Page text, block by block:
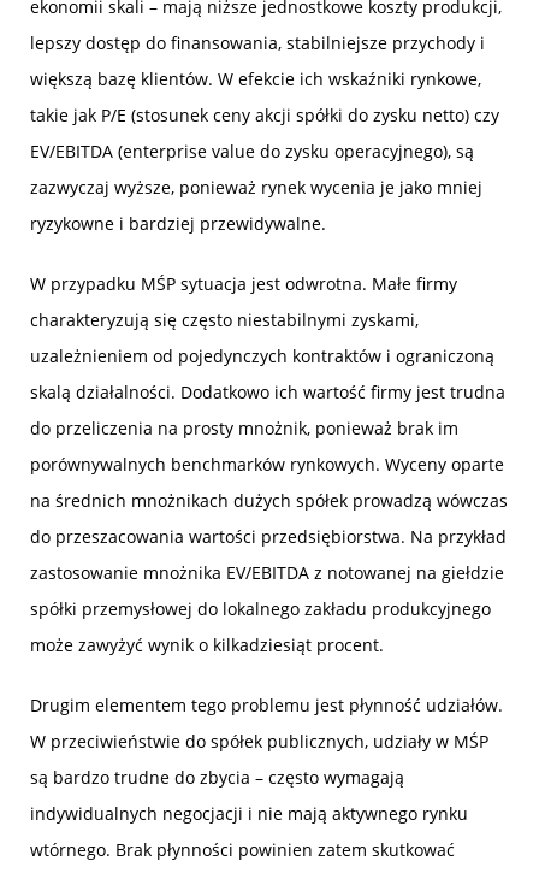
ekonomii skali – mają niższe jednostkowe koszty produkcji,
lepszy dostęp do finansowania, stabilniejsze przychody i
większą bazę klientów. W efekcie ich wskaźniki rynkowe,
takie jak P/E (stosunek ceny akcji spółki do zysku netto) czy
EV/EBITDA (enterprise value do zysku operacyjnego), są
zazwyczaj wyższe, ponieważ rynek wycenia je jako mniej
ryzykowne i bardziej przewidywalne.
W przypadku MŚP sytuacja jest odwrotna. Małe firmy
charakteryzują się często niestabilnymi zyskami,
uzależnieniem od pojedynczych kontraktów i ograniczoną
skalą działalności. Dodatkowo ich wartość firmy jest trudna
do przeliczenia na prosty mnożnik, ponieważ brak im
porównywalnych benchmarków rynkowych. Wyceny oparte
na średnich mnożnikach dużych spółek prowadzą wówczas
do przeszacowania wartości przedsiębiorstwa. Na przykład
zastosowanie mnożnika EV/EBITDA z notowanej na giełdzie
spółki przemysłowej do lokalnego zakładu produkcyjnego
może zawyżyć wynik o kilkadziesiąt procent.
Drugim elementem tego problemu jest płynność udziałów.
W przeciwieństwie do spółek publicznych, udziały w MŚP
są bardzo trudne do zbycia – często wymagają
indywidualnych negocjacji i nie mają aktywnego rynku
wtórnego. Brak płynności powinien zatem skutkować